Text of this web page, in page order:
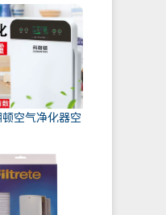
空气净化器空
仅售168元